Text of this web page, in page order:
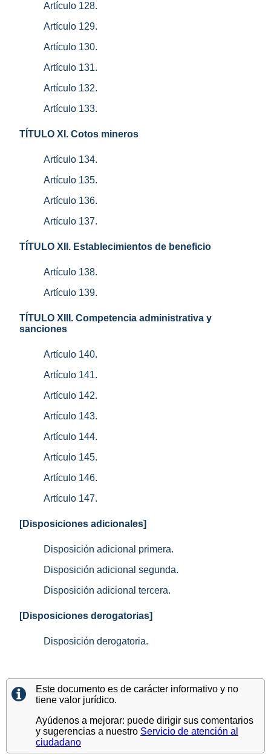
Artículo 128.
Artículo 129.
Artículo 130.
Artículo 131.
Artículo 132.
Artículo 133.
TÍTULO XI. Cotos mineros
Artículo 134.
Artículo 135.
Artículo 136.
Artículo 137.
TÍTULO XII. Establecimientos de beneficio
Artículo 138.
Artículo 139.
TÍTULO XIII. Competencia administrativa y
sanciones
Artículo 140.
Artículo 141.
Artículo 142.
Artículo 143.
Artículo 144.
Artículo 145.
Artículo 146.
Artículo 147.
[Disposiciones adicionales]
Disposición adicional primera.
Disposición adicional segunda.
Disposición adicional tercera.
[Disposiciones derogatorias]
Disposición derogatoria.
Este documento es de carácter informativo y no
tiene valor jurídico.
Ayúdenos a mejorar: puede dirigir sus comentarios
y sugerencias a nuestro Servicio de atención al
ciudadano